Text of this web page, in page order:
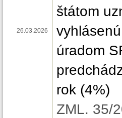
26.03.2026
štátom
úradom
rok (4%)
ZML. 35/